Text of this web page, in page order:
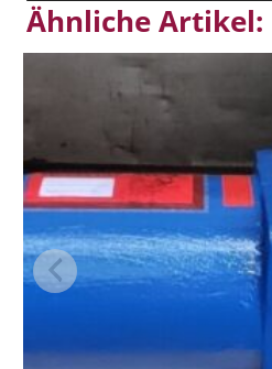
Ähnliche Artikel: